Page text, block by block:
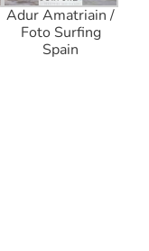
Adur Amatriain /
Foto Surfing
Spain